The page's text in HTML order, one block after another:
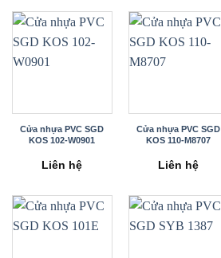
Cửa nhựa PVC SGD
KOS 102-W0901
Liên hệ
Cửa nhựa PVC SGD
KOS 110-M8707
Liên hệ